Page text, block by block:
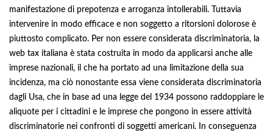
manifestazione di prepotenza e arroganza intollerabili. Tuttavia
intervenire in modo efficace e non soggetto a ritorsioni dolorose è
piuttosto complicato. Per non essere considerata discriminatoria, la
web tax italiana è stata costruita in modo da applicarsi anche alle
imprese nazionali, il che ha portato ad una limitazione della sua
incidenza, ma ciò nonostante essa viene considerata discriminatoria
dagli Usa, che in base ad una legge del 1934 possono raddoppiare le
aliquote per i cittadini e le imprese che pongono in essere attività
discriminatorie nei confronti di soggetti americani. In conseguenza